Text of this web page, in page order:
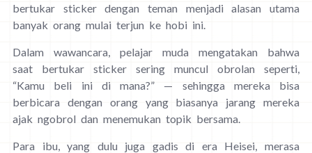
bertukar sticker dengan teman menjadi alasan utama
banyak orang mulai terjun ke hobi ini.
Dalam wawancara, pelajar muda mengatakan bahwa
saat bertukar sticker sering muncul obrolan seperti,
“Kamu beli ini di mana?” — sehingga mereka bisa
berbicara dengan orang yang biasanya jarang mereka
ajak ngobrol dan menemukan topik bersama.
Para ibu, yang dulu juga gadis di era Heisei, merasa